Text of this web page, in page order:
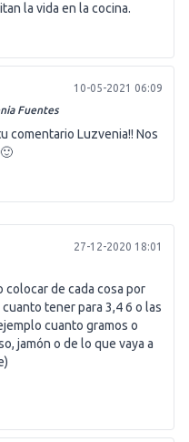
la vida en la cocina.
10-05-2021 06:09
Fuentes
comentario Luzvenia!! Nos
27-12-2020 18:01
colocar de cada cosa por
tener para 3,4 6 o las
cuanto gramos o
jamón o de lo que vaya a